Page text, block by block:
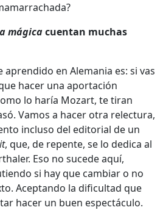
mágicacuentan muchas
aprendido en Alemania es: si vas
hacer una aportación
lo haría Mozart, te tiran
Vamos a hacer otra relectura,
incluso del editorial de un
, que, de repente, se lo dedica al
Eso no sucede aquí,
si hay que cambiar o no
Aceptando la dificultad que
hacer un buen espectáculo.